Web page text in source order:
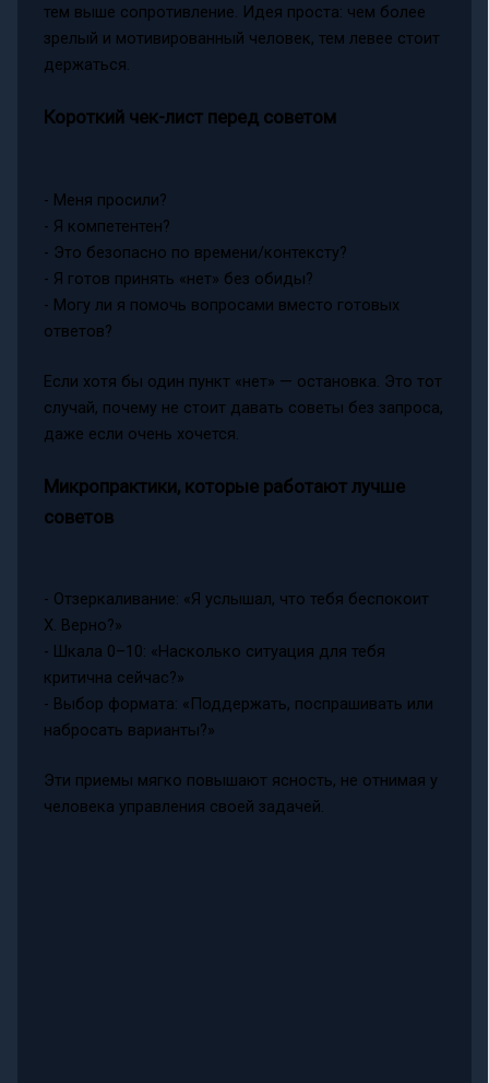
тем выше сопротивление. Идея проста: чем более
зрелый и мотивированный человек, тем левее стоит
держаться.
Короткий чек-лист перед советом
- Меня просили?
- Я компетентен?
- Это безопасно по времени/контексту?
- Я готов принять «нет» без обиды?
- Могу ли я помочь вопросами вместо готовых
ответов?
Если хотя бы один пункт «нет» — остановка. Это тот
случай, почему не стоит давать советы без запроса,
даже если очень хочется.
Микропрактики, которые работают лучше
советов
- Отзеркаливание: «Я услышал, что тебя беспокоит
Х. Верно?»
- Шкала 0–10: «Насколько ситуация для тебя
критична сейчас?»
- Выбор формата: «Поддержать, поспрашивать или
набросать варианты?»
Эти приемы мягко повышают ясность, не отнимая у
человека управления своей задачей.